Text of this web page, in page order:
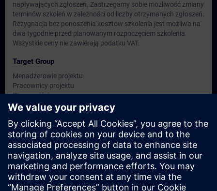
napływających zgłoszeń. Zastrzegamy sobie możliwość zmiany
terminów szkoleń w zależności od liczby otrzymanych zgłoszeń.
Rezygnacja bez ponoszenia kosztów szkolenia jest możliwa na
dwa tygodnie przed planowanym rozpoczęciem szkolenia.
Wszystkie ceny nie zawierają podatku VAT.
Target Group
Menadżerowie projektu
Pracownicy projektu
Programiści
Inżynierowie ds. konfiguracji
Dates And Registration
Currently, no events available
Add yourself to the course request list and you will be notified
when new dates become available.